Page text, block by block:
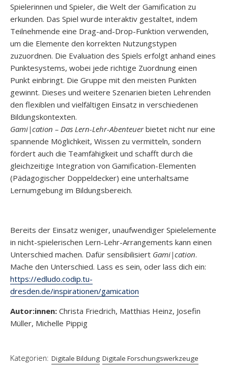
Spielerinnen und Spieler, die Welt der Gamification zu
erkunden. Das Spiel wurde interaktiv gestaltet, indem
Teilnehmende eine Drag-and-Drop-Funktion verwenden,
um die Elemente den korrekten Nutzungstypen
zuzuordnen. Die Evaluation des Spiels erfolgt anhand eines
Punktesystems, wobei jede richtige Zuordnung einen
Punkt einbringt. Die Gruppe mit den meisten Punkten
gewinnt. Dieses und weitere Szenarien bieten Lehrenden
den flexiblen und vielfältigen Einsatz in verschiedenen
Bildungskontexten.
Gami|cation – Das Lern-Lehr-Abenteuerbietet nicht nur eine
spannende Möglichkeit, Wissen zu vermitteln, sondern
fördert auch die Teamfähigkeit und schafft durch die
gleichzeitige Integration von Gamification-Elementen
(Pädagogischer Doppeldecker) eine unterhaltsame
Lernumgebung im Bildungsbereich.
Bereits der Einsatz weniger, unaufwendiger Spielelemente
in nicht-spielerischen Lern-Lehr-Arrangements kann einen
Unterschied machen. Dafür sensibilisiert Gami|cation.
Mache den Unterschied. Lass es sein, oder lass dich ein:
https://edludo.codip.tu-
dresden.de/inspirationen/gamication
Autor:innen: Christa Friedrich, Matthias Heinz, Josefin
Müller, Michelle Pippig
Kategorien: Digitale Bildung Digitale Forschungswerkzeuge